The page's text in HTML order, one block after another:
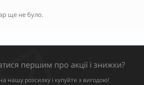
ще не було.
першим про акції і знижки?
нашу розсилку і купуйте з вигодою!